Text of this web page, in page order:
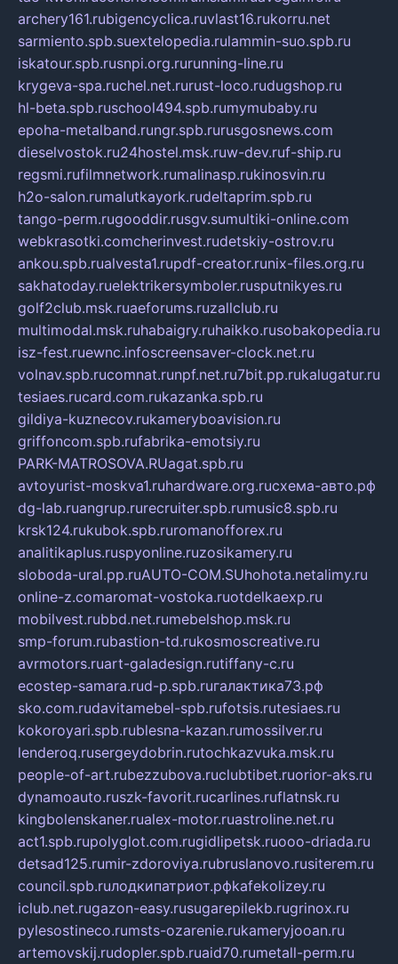
archery161.rubigencyclica.ruvlast16.rukorru.net
sarmiento.spb.suextelopedia.rulammin-suo.spb.ru
iskatour.spb.rusnpi.org.rurunning-line.ru
krygeva-spa.ruchel.net.rurust-loco.rudugshop.ru
hl-beta.spb.ruschool494.spb.rumymubaby.ru
epoha-metalband.rungr.spb.rurusgosnews.com
dieselvostok.ru24hostel.msk.ruw-dev.ruf-ship.ru
regsmi.rufilmnetwork.rumalinasp.rukinosvin.ru
h2o-salon.rumalutkayork.rudeltaprim.spb.ru
tango-perm.rugooddir.rusgv.sumultiki-online.com
webkrasotki.comcherinvest.rudetskiy-ostrov.ru
ankou.spb.rualvesta1.rupdf-creator.runix-files.org.ru
sakhatoday.ruelektrikersymboler.rusputnikyes.ru
golf2club.msk.ruaeforums.ruzallclub.ru
multimodal.msk.ruhabaigry.ruhaikko.rusobakopedia.ru
isz-fest.ruewnc.infoscreensaver-clock.net.ru
volnav.spb.rucomnat.runpf.net.ru7bit.pp.rukalugatur.ru
tesiaes.rucard.com.rukazanka.spb.ru
gildiya-kuznecov.rukameryboavision.ru
griffoncom.spb.rufabrika-emotsiy.ru
PARK-MATROSOVA.RUagat.spb.ru
avtoyurist-moskva1.ruhardware.org.ruсхема-авто.рф
dg-lab.ruangrup.rurecruiter.spb.rumusic8.spb.ru
krsk124.rukubok.spb.ruromanofforex.ru
analitikaplus.ruspyonline.ruzosikamery.ru
sloboda-ural.pp.ruAUTO-COM.SUhohota.netalimy.ru
online-z.comaromat-vostoka.ruotdelkaexp.ru
mobilvest.rubbd.net.rumebelshop.msk.ru
smp-forum.rubastion-td.rukosmoscreative.ru
avrmotors.ruart-galadesign.rutiffany-c.ru
ecostep-samara.rud-p.spb.ruгалактика73.рф
sko.com.rudavitamebel-spb.rufotsis.rutesiaes.ru
kokoroyari.spb.rublesna-kazan.rumossilver.ru
lenderoq.rusergeydobrin.rutochkazvuka.msk.ru
people-of-art.rubezzubova.ruclubtibet.ruorior-aks.ru
dynamoauto.ruszk-favorit.rucarlines.ruflatnsk.ru
kingbolenskaner.rualex-motor.ruastroline.net.ru
act1.spb.rupolyglot.com.rugidlipetsk.ruooo-driada.ru
detsad125.rumir-zdoroviya.rubruslanovo.rusiterem.ru
council.spb.ruлодкипатриот.рфkafekolizey.ru
iclub.net.rugazon-easy.rusugarepilekb.rugrinox.ru
pylesostineco.rumsts-ozarenie.rukameryjooan.ru
artemovskij.rudopler.spb.ruaid70.rumetall-perm.ru